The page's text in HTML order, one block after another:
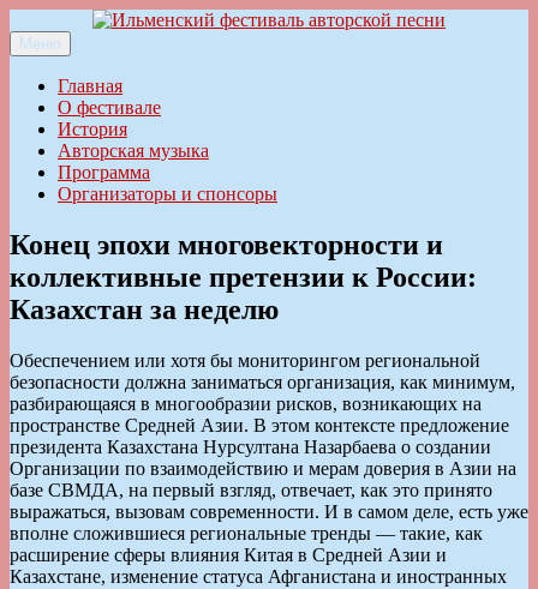
к
содержимому
Ильменский фестиваль авторской песни
Меню
Главная
О фестивале
История
Авторская музыка
Программа
Организаторы и спонсоры
Конец эпохи многовекторности и
коллективные претензии к России:
Казахстан за неделю
Обеспечением или хотя бы мониторингом региональной
безопасности должна заниматься организация, как минимум,
разбирающаяся в многообразии рисков, возникающих на
пространстве Средней Азии. В этом контексте предложение
президента Казахстана Нурсултана Назарбаева о создании
Организации по взаимодействию и мерам доверия в Азии на
базе СВМДА, на первый взгляд, отвечает, как это принято
выражаться, вызовам современности. И в самом деле, есть уже
вполне сложившиеся региональные тренды — такие, как
расширение сферы влияния Китая в Средней Азии и
Казахстане, изменение статуса Афганистана и иностранных